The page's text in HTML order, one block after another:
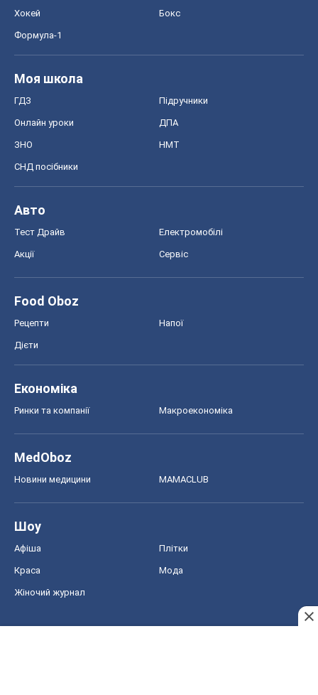
Хокей Бокс
Формула-1
Моя школа
ГДЗ Підручники
Онлайн уроки ДПА
ЗНО НМТ
СНД посібники
Авто
Тест Драйв Електромобілі
Акції Сервіс
Food Oboz
Рецепти Напої
Дієти
Економіка
Ринки та компанії Макроекономіка
MedOboz
Новини медицини MAMACLUB
Шоу
Афіша Плітки
Краса Мода
Жіночий журнал